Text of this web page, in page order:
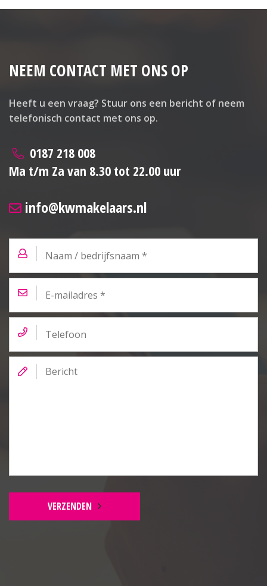
NEEM CONTACT MET ONS OP
Heeft u een vraag? Stuur ons een bericht of neem
telefonisch contact met ons op.
0187 218 008
Ma t/m Za van 8.30 tot 22.00 uur
info@kwmakelaars.nl
bedrijfsnaam *
mailadres
*
VERZENDEN